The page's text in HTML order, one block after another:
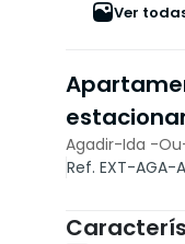
Ver
Agadir-Ida -
Ref. EXT-AGA-